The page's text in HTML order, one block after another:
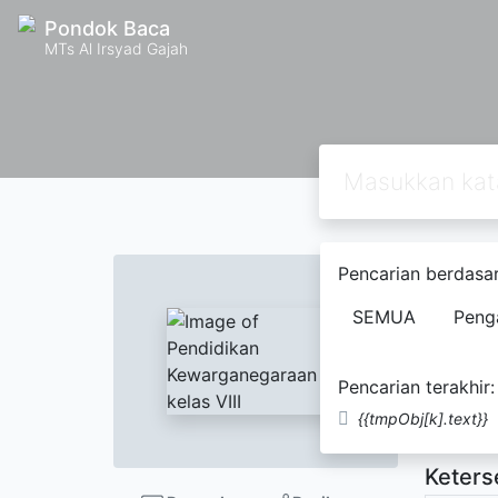
Pondok Baca
MTs Al Irsyad Gajah
Pencarian
SEMUA
Pencarian terakhir:
{{tmpObj[k].text}}